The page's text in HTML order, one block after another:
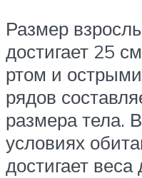
Размер
достигает 25
ртом и
рядов
размера тела.
условиях
достигает